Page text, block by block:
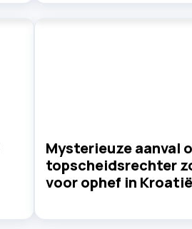
Mysterieuze aanval
topscheidsrechter
voor ophef in Kroatië